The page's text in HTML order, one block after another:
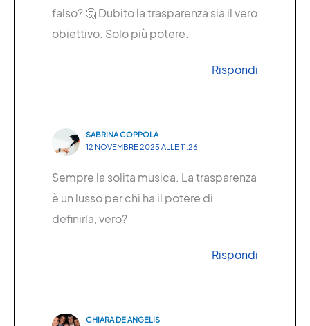
falso? 🤔 Dubito la trasparenza sia il vero
obiettivo. Solo più potere.
Rispondi
SABRINA COPPOLA
12 NOVEMBRE 2025 ALLE 11:26
Sempre la solita musica. La trasparenza
è un lusso per chi ha il potere di
definirla, vero?
Rispondi
CHIARA DE ANGELIS